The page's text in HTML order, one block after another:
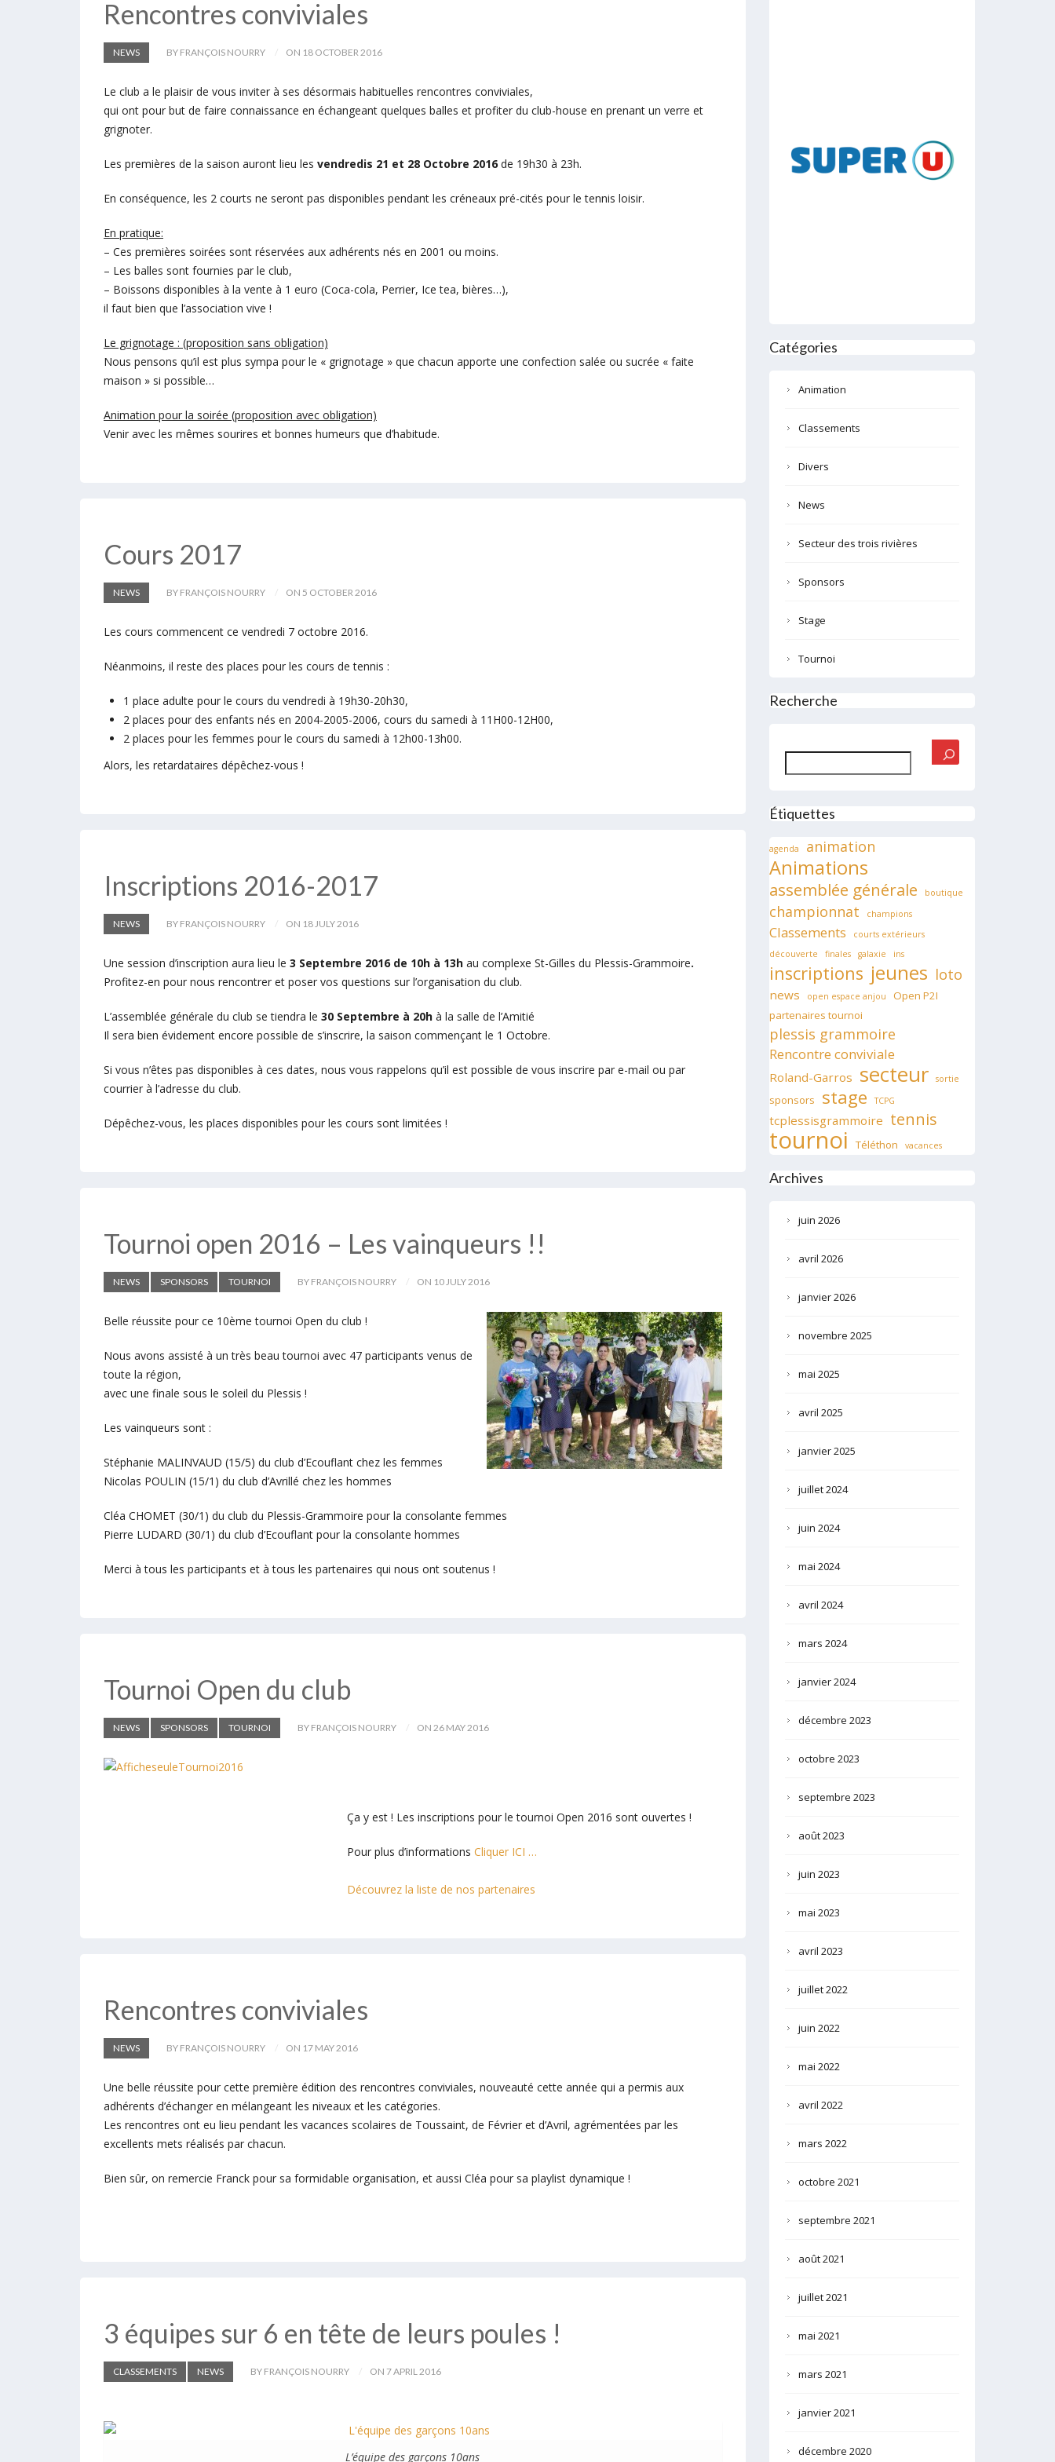
Rencontres conviviales
NEWS BY FRANÇOIS NOURRY ON 18 OCTOBER 2016
Le club a le plaisir de vous inviter à ses désormais habituelles rencontres conviviales,
qui ont pour but de faire connaissance en échangeant quelques balles et profiter du club-house en prenant un verre et
grignoter.
Les premières de la saison auront lieu les vendredis 21 et 28 Octobre 2016 de 19h30 à 23h.
En conséquence, les 2 courts ne seront pas disponibles pendant les créneaux pré-cités pour le tennis loisir.
En pratique:
– Ces premières soirées sont réservées aux adhérents nés en 2001 ou moins.
– Les balles sont fournies par le club,
– Boissons disponibles à la vente à 1 euro (Coca-cola, Perrier, Ice tea, bières…),
il faut bien que l’association vive !
Le grignotage : (proposition sans obligation)
Nous pensons qu’il est plus sympa pour le « grignotage » que chacun apporte une confection salée ou sucrée « faite
maison » si possible…
Animation pour la soirée (proposition avec obligation)
Venir avec les mêmes sourires et bonnes humeurs que d’habitude.
Cours 2017
NEWS BY FRANÇOIS NOURRY ON 5 OCTOBER 2016
Les cours commencent ce vendredi 7 octobre 2016.
Néanmoins, il reste des places pour les cours de tennis :
1 place adulte pour le cours du vendredi à 19h30-20h30,
2 places pour des enfants nés en 2004-2005-2006, cours du samedi à 11H00-12H00,
2 places pour les femmes pour le cours du samedi à 12h00-13h00.
Alors, les retardataires dépêchez-vous !
Inscriptions 2016-2017
NEWS BY FRANÇOIS NOURRY ON 18 JULY 2016
Une session d’inscription aura lieu le 3 Septembre 2016 de 10h à 13h au complexe St-Gilles du Plessis-Grammoire.
Profitez-en pour nous rencontrer et poser vos questions sur l’organisation du club.
L’assemblée générale du club se tiendra le 30 Septembre à 20h à la salle de l’Amitié
Il sera bien évidement encore possible de s’inscrire, la saison commençant le 1 Octobre.
Si vous n’êtes pas disponibles à ces dates, nous vous rappelons qu’il est possible de vous inscrire par e-mail ou par
courrier à l’adresse du club.
Dépêchez-vous, les places disponibles pour les cours sont limitées !
Tournoi open 2016 – Les vainqueurs !!
NEWS SPONSORS TOURNOI BY FRANÇOIS NOURRY ON 10 JULY 2016
Belle réussite pour ce 10ème tournoi Open du club !
Nous avons assisté à un très beau tournoi avec 47 participants venus de
toute la région,
avec une finale sous le soleil du Plessis !
Les vainqueurs sont :
Stéphanie MALINVAUD (15/5) du club d’Ecouflant chez les femmes
Nicolas POULIN (15/1) du club d’Avrillé chez les hommes
Cléa CHOMET (30/1) du club du Plessis-Grammoire pour la consolante femmes
Pierre LUDARD (30/1) du club d’Ecouflant pour la consolante hommes
Merci à tous les participants et à tous les partenaires qui nous ont soutenus !
Tournoi Open du club
NEWS SPONSORS TOURNOI BY FRANÇOIS NOURRY ON 26 MAY 2016
Ça y est ! Les inscriptions pour le tournoi Open 2016 sont ouvertes !
Pour plus d’informations Cliquer ICI …
Découvrez la liste de nos partenaires
Rencontres conviviales
NEWS BY FRANÇOIS NOURRY ON 17 MAY 2016
Une belle réussite pour cette première édition des rencontres conviviales, nouveauté cette année qui a permis aux
adhérents d’échanger en mélangeant les niveaux et les catégories.
Les rencontres ont eu lieu pendant les vacances scolaires de Toussaint, de Février et d’Avril, agrémentées par les
excellents mets réalisés par chacun.
Bien sûr, on remercie Franck pour sa formidable organisation, et aussi Cléa pour sa playlist dynamique !
3 équipes sur 6 en tête de leurs poules !
CLASSEMENTS NEWS BY FRANÇOIS NOURRY ON 7 APRIL 2016
L’équipe des garçons 10ans
Catégories
Animation
Classements
Divers
News
Secteur des trois rivières
Sponsors
Stage
Tournoi
Recherche
Étiquettes
agenda animation
Animations
assemblée générale boutique
championnat champions
Classements
courts extérieurs
découverte
finales galaxie ins
inscriptions jeunes loto
news open espace anjou
Open P2I
partenaires tournoi
plessis grammoire
Rencontre conviviale
Roland-Garros secteur sortie
sponsors stage TCPG
tcplessisgrammoire tennis
tournoi Téléthon vacances
Archives
juin 2026
avril 2026
janvier 2026
novembre 2025
mai 2025
avril 2025
janvier 2025
juillet 2024
juin 2024
mai 2024
avril 2024
mars 2024
janvier 2024
décembre 2023
octobre 2023
septembre 2023
août 2023
juin 2023
mai 2023
avril 2023
juillet 2022
juin 2022
mai 2022
avril 2022
mars 2022
octobre 2021
septembre 2021
août 2021
juillet 2021
mai 2021
mars 2021
janvier 2021
décembre 2020